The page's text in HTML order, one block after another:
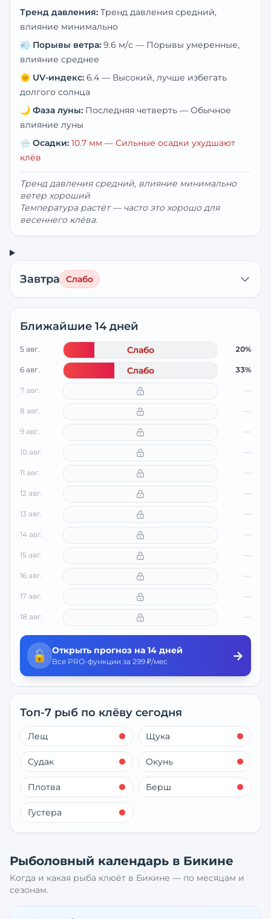
Тренд давления: Тренд давления средний,
влияние минимально
💨 Порывы ветра: 9.6 м/с — Порывы умеренные,
влияние среднее
🌞 UV-индекс: 6.4 — Высокий, лучше избегать
долгого солнца
🌙 Фаза луны: Последняя четверть — Обычное
влияние луны
🌧️ Осадки: 10.7 мм — Сильные осадки ухудшают
клёв
Тренд давления средний, влияние минимально
ветер хороший
Температура растёт — часто это хорошо для
весеннего клёва.
Завтра Слабо
Ближайшие 14 дней
5 авг. Слабо 20%
6 авг. Слабо 33%
7 авг. —
8 авг. —
9 авг. —
10 авг. —
11 авг. —
12 авг. —
13 авг. —
14 авг. —
15 авг. —
16 авг. —
17 авг. —
18 авг. —
🔓 Открыть прогноз на 14 дней
Все PRO-функции за 299 ₽/мес →
Топ-7 рыб по клёву сегодня
Лещ Щука
Судак Окунь
Плотва Берш
Густера
Рыболовный календарь в Бикине
Когда и какая рыба клюёт в Бикине — по месяцам и
сезонам.